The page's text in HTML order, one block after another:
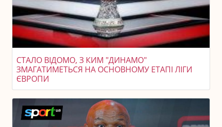
СТАЛО ВІДОМО, З КИМ "ДИНАМО"
ЗМАГАТИМЕТЬСЯ НА ОСНОВНОМУ ЕТАПІ ЛІГИ
ЄВРОПИ